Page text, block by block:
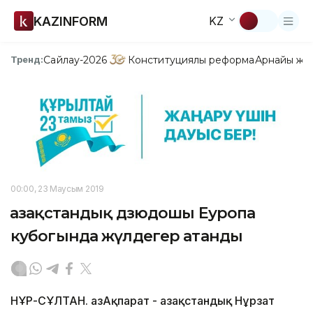
KAZINFORM KZ
Тренд:Сайлау-2026 Конституциялық реформаАрнайы
00:00, 23 Маусым 2019
Қазақстандық дзюдошы Еуропа
кубогында жүлдегер атанды
НҰР-СҰЛТАН. ҚазАқпарат - Қазақстандық Нұрзат